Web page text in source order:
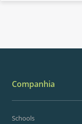
Companhia
Schools